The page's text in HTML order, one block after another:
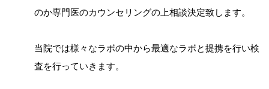
のか専門医のカウンセリングの上相談決定致します。
当院では様々なラボの中から最適なラボと提携を行い検
査を行っていきます。